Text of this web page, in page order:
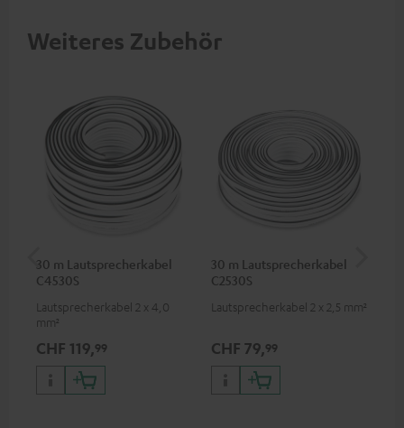
Weiteres Zubehör
30 m Lautsprecherkabel
C4530S
Lautsprecherkabel 2 x 4,0
mm²
CHF 119,99
30 m Lautsprecherkabel
C2530S
Lautsprecherkabel 2 x 2,5 mm²
CHF 79,99